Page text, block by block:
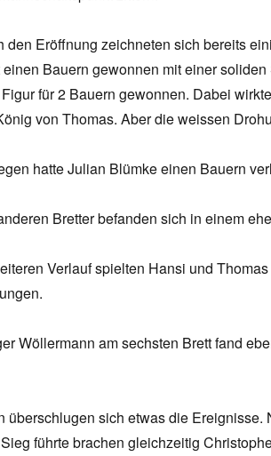
den Eröffnung zeichneten sich bereits
einen Bauern gewonnen mit einer
für 2 Bauern gewonnen. Dabei
von Thomas. Aber die weissen
hatte Julian Blümke einen Bauern
Bretter befanden sich in einem
Verlauf spielten Hansi und
Wöllermann am sechsten Brett fand
überschlugen sich etwas die
führte brachen gleichzeitig